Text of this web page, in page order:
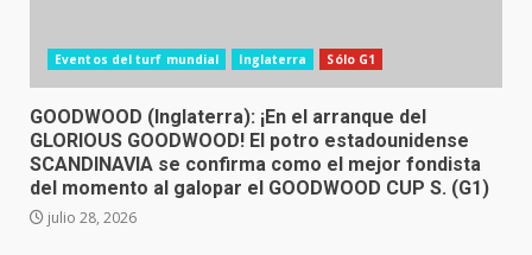
Eventos del turf mundial Inglaterra Sólo G1
GOODWOOD (Inglaterra): ¡En el arranque del
GLORIOUS GOODWOOD! El potro estadounidense
SCANDINAVIA se confirma como el mejor fondista
del momento al galopar el GOODWOOD CUP S. (G1)
julio 28, 2026